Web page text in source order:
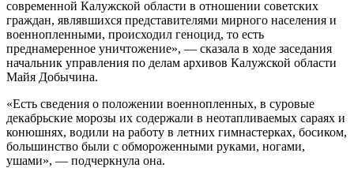
современной Калужской области в отношении советских
граждан, являвшихся представителями мирного населения и
военнопленными, происходил геноцид, то есть
преднамеренное уничтожение», — сказала в ходе заседания
начальник управления по делам архивов Калужской области
Майя Добычина.
«Есть сведения о положении военнопленных, в суровые
декабрьские морозы их содержали в неотапливаемых сараях и
конюшнях, водили на работу в летних гимнастерках, босиком,
большинство были с обмороженными руками, ногами,
ушами», — подчеркнула она.